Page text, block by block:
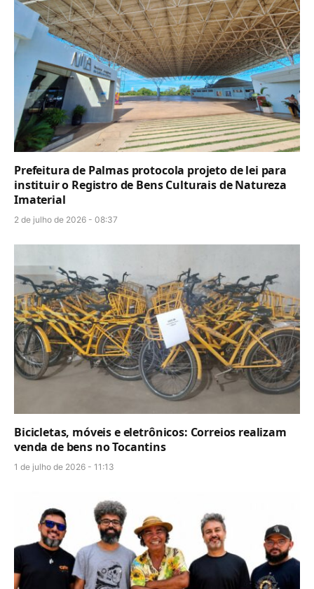
Prefeitura de Palmas protocola projeto de lei para
instituir o Registro de Bens Culturais de Natureza
Imaterial
2 de julho de 2026 - 08:37
Bicicletas, móveis e eletrônicos: Correios realizam
venda de bens no Tocantins
1 de julho de 2026 - 11:13